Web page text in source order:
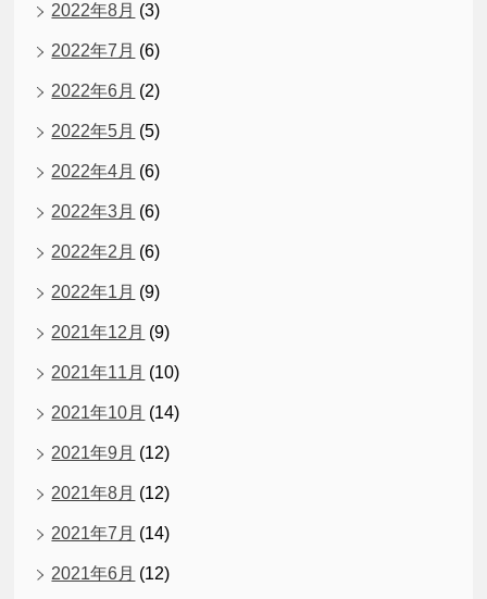
2022年8月 (3)
2022年7月 (6)
2022年6月 (2)
2022年5月 (5)
2022年4月 (6)
2022年3月 (6)
2022年2月 (6)
2022年1月 (9)
2021年12月 (9)
2021年11月 (10)
2021年10月 (14)
2021年9月 (12)
2021年8月 (12)
2021年7月 (14)
2021年6月 (12)